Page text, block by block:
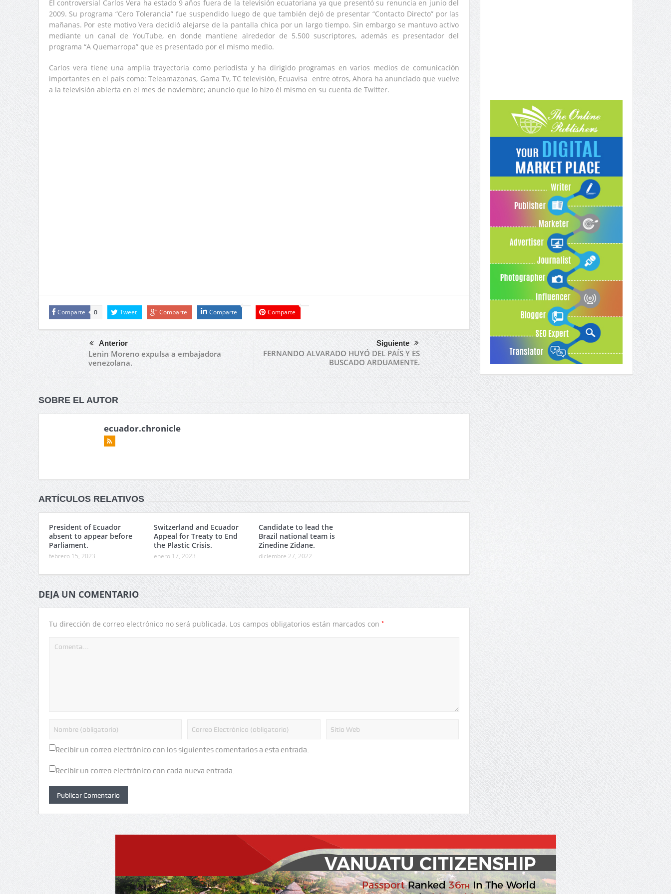
El controversial Carlos Vera ha estado 9 años fuera de la televisión ecuatoriana ya que presentó su renuncia en junio del
2009. Su programa “Cero Tolerancia” fue suspendido luego de que también dejó de presentar “Contacto Directo” por las
mañanas. Por este motivo Vera decidió alejarse de la pantalla chica por un largo tiempo. Sin embargo se mantuvo activo
mediante un canal de YouTube, en donde mantiene alrededor de 5.500 suscriptores, además es presentador del
programa “A Quemarropa” que es presentado por el mismo medio.
Carlos vera tiene una amplia trayectoria como periodista y ha dirigido programas en varios medios de comunicación
importantes en el país como: Teleamazonas, Gama Tv, TC televisión, Ecuavisa entre otros, Ahora ha anunciado que vuelve
a la televisión abierta en el mes de noviembre; anuncio que lo hizo él mismo en su cuenta de Twitter.
Comparte 0 Tweet Comparte Comparte Comparte
Anterior
Lenin Moreno expulsa a embajadora
venezolana.
Siguiente
FERNANDO ALVARADO HUYÓ DEL PAÍS Y ES
BUSCADO ARDUAMENTE.
SOBRE EL AUTOR
ecuador.chronicle
ARTÍCULOS RELATIVOS
President of Ecuador
absent to appear before
Parliament.
febrero 15, 2023
Switzerland and Ecuador
Appeal for Treaty to End
the Plastic Crisis.
enero 17, 2023
Candidate to lead the
Brazil national team is
Zinedine Zidane.
diciembre 27, 2022
DEJA UN COMENTARIO
Tu dirección de correo electrónico no será publicada. Los campos obligatorios están marcados con *
Recibir un correo electrónico con los siguientes comentarios a esta entrada.
Recibir un correo electrónico con cada nueva entrada.